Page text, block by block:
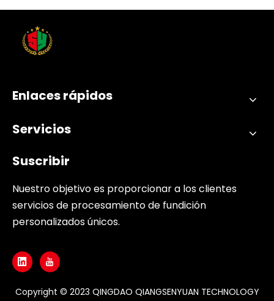
Enlaces rápidos
Servicios
Suscribir
Nuestro objetivo es proporcionar a los clientes
servicios de procesamiento de fundición
personalizados únicos.
Copyright © 2023 QINGDAO QIANGSENYUAN TECHNOLOGY